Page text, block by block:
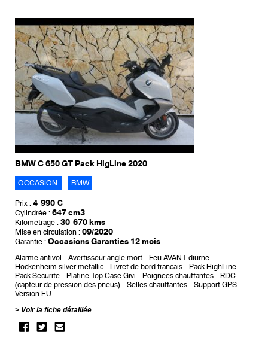
BMW C 650 GT Pack HigLine 2020
OCCASION BMW
Prix : 4 990 €
Cylindrée : 647 cm3
Kilométrage : 30 670 kms
Mise en circulation : 09/2020
Garantie : Occasions Garanties 12 mois
Alarme antivol Avertisseur angle mort
Feu AVANT diurne
Hockenheim silver metallic
Livret de bord francais
Pack HighLine
Pack Securite
Platine Top Case Givi Poignees chauffantes
RDC
(capteur de pression des pneus)
Selles chauffantes
Support GPS
Version EU
Voir la fiche détaillée